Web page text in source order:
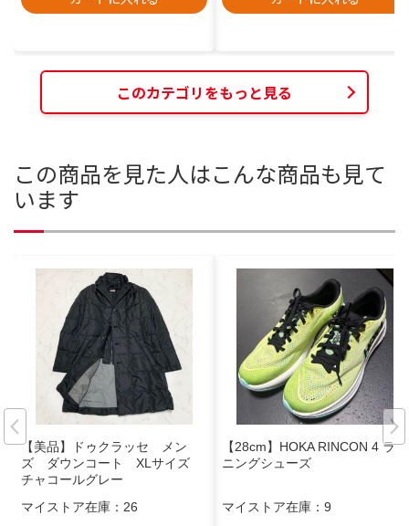
このカテゴリをもっと見る
この商品を見た人はこんな商品も見て
います
【美品】ドゥクラッセ メン
ズ ダウンコート XLサイズ
チャコールグレー
マイストア在庫： 26
【28cm】HOKA RINCON 4 ラン
ニングシューズ
マイストア在庫： 9